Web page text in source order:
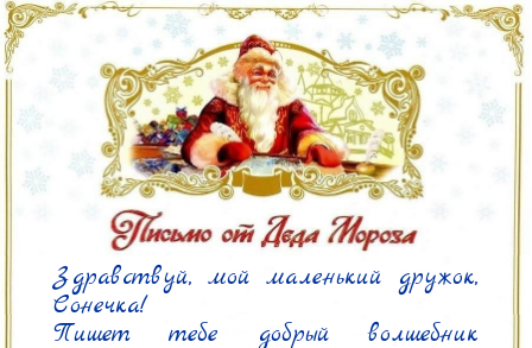
Здравствуй, мой маленький дружок,
Сонечка!
Пишет тебе добрый волшебник